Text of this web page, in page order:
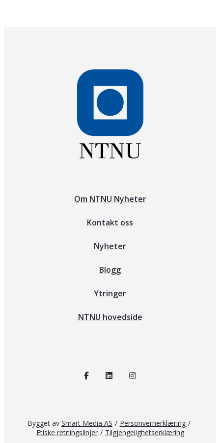
Om NTNU Nyheter
Kontakt oss
Nyheter
Blogg
Ytringer
NTNU hovedside
Bygget av Smart Media AS / Personvernerklæring /
Etiske retningslinjer / Tilgjengelighetserklæring